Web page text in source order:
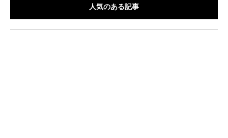
人気のある記事